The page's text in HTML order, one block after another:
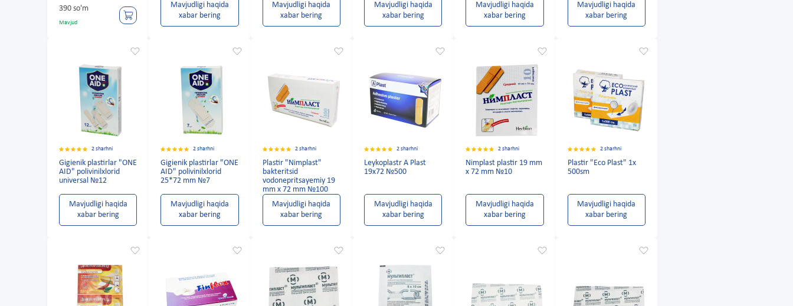
390 so'm
Mavjud
Mavjudligi haqida
xabar bering
Mavjudligi haqida
xabar bering
Mavjudligi haqida
xabar bering
Mavjudligi haqida
xabar bering
Mavjudligi haqida
xabar bering
2 sharhni
Gigienik plastirlar "ONE
AID" polivinilxlorid
universal №12
Mavjudligi haqida
xabar bering
2 sharhni
Gigienik plastirlar "ONE
AID" polivinilxlorid
25*72 mm №7
Mavjudligi haqida
xabar bering
2 sharhni
Plastir "Nimplast"
bakteritsid
vodonepritsayemiy 19
mm x 72 mm №100
Mavjudligi haqida
xabar bering
2 sharhni
Leykoplastr A Plast
19x72 №500
Mavjudligi haqida
xabar bering
2 sharhni
Nimplast plastir 19 mm
x 72 mm №10
Mavjudligi haqida
xabar bering
2 sharhni
Plastir "Eco Plast" 1x
500sm
Mavjudligi haqida
xabar bering